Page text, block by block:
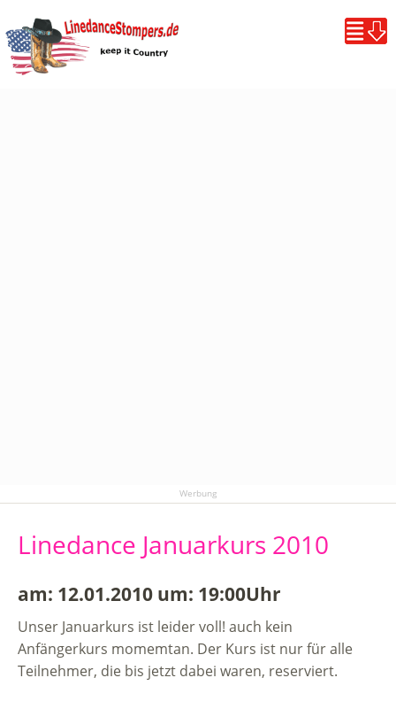
Werbung
Linedance Januarkurs 2010
am: 12.01.2010 um: 19:00Uhr
Unser Januarkurs ist leider voll! auch kein
Anfängerkurs momemtan. Der Kurs ist nur für alle
Teilnehmer, die bis jetzt dabei waren, reserviert.